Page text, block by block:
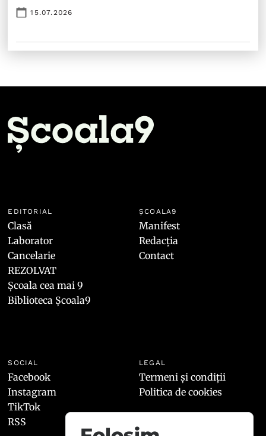
15.07.2026
EDITORIAL
Clasă
Laborator
Cancelarie
REZOLVAT
Școala cea mai 9
Biblioteca Școala9
ȘCOALA9
Manifest
Redacția
Contact
SOCIAL
Facebook
Instagram
TikTok
RSS
LEGAL
Termeni și condiții
Politica de cookies